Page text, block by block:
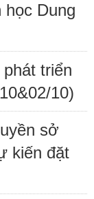
học Dung
triển
10)
sở
kiến đặt